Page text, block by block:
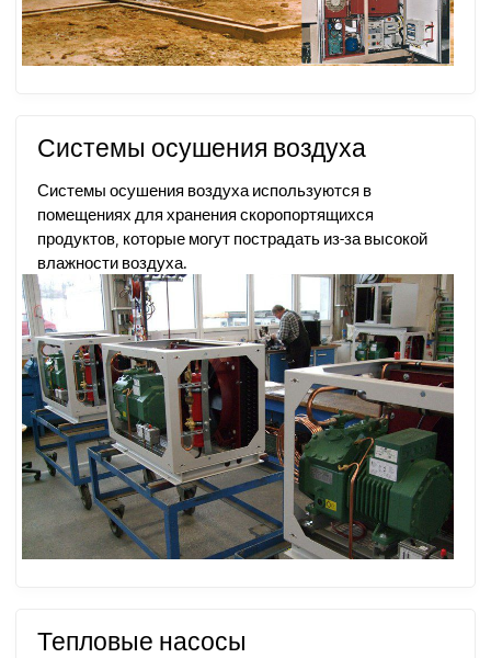
Системы осушения воздуха
Системы осушения воздуха используются в
помещениях для хранения скоропортящихся
продуктов, которые могут пострадать из-за высокой
влажности воздуха.
Тепловые насосы